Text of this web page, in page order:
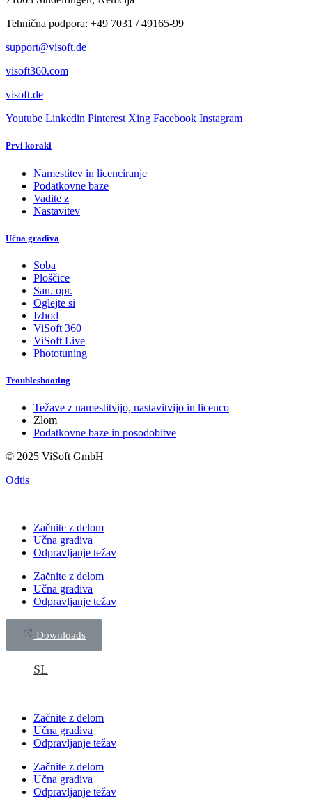
Tehnična podpora: +49 7031 / 49165-99
support@visoft.de
visoft360.com
visoft.de
Youtube Linkedin Pinterest Xing Facebook Instagram
Prvi koraki
Namestitev in licenciranje
Podatkovne baze
Vadite z
Nastavitev
Učna gradiva
Soba
Ploščice
San. opr.
Oglejte si
Izhod
ViSoft 360
ViSoft Live
Phototuning
Troubleshooting
Težave z namestitvijo, nastavitvijo in licenco
Zlom
Podatkovne baze in posodobitve
© 2025 ViSoft GmbH
Odtis
Začnite z delom
Učna gradiva
Odpravljanje težav
Začnite z delom
Učna gradiva
Odpravljanje težav
Downloads
SL
Začnite z delom
Učna gradiva
Odpravljanje težav
Začnite z delom
Učna gradiva
Odpravljanje težav